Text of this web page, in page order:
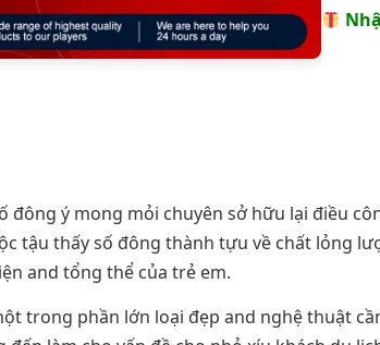
đông ý mong mỏi chuyên sở hữu lại điều
tậu thấy số đông thành tựu về chất lỏng
and tổng thể của trẻ em.
trong phần lớn loại đẹp and nghệ thuật